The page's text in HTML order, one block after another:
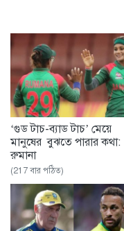
‘গুড টাচ-ব্যাড টাচ’ মেয়ে
মানুষের বুঝতে পারার কথা:
রুমানা
(217 বার পঠিত)